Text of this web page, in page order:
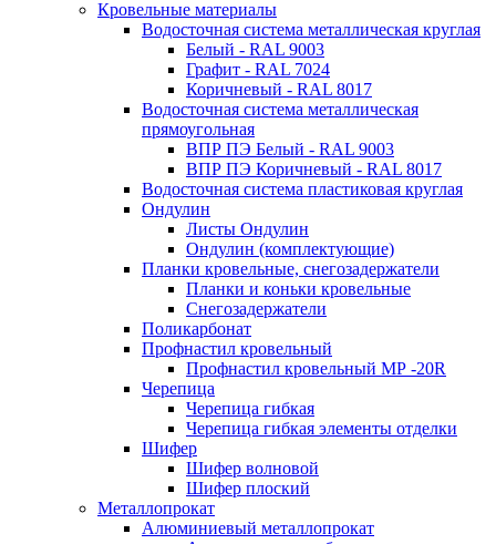
Кровельные материалы
Водосточная система металлическая круглая
Белый - RAL 9003
Графит - RAL 7024
Коричневый - RAL 8017
Водосточная система металлическая
прямоугольная
ВПР ПЭ Белый - RAL 9003
ВПР ПЭ Коричневый - RAL 8017
Водосточная система пластиковая круглая
Ондулин
Листы Ондулин
Ондулин (комплектующие)
Планки кровельные, снегозадержатели
Планки и коньки кровельные
Снегозадержатели
Поликарбонат
Профнастил кровельный
Профнастил кровельный МР -20R
Черепица
Черепица гибкая
Черепица гибкая элементы отделки
Шифер
Шифер волновой
Шифер плоский
Металлопрокат
Алюминиевый металлопрокат